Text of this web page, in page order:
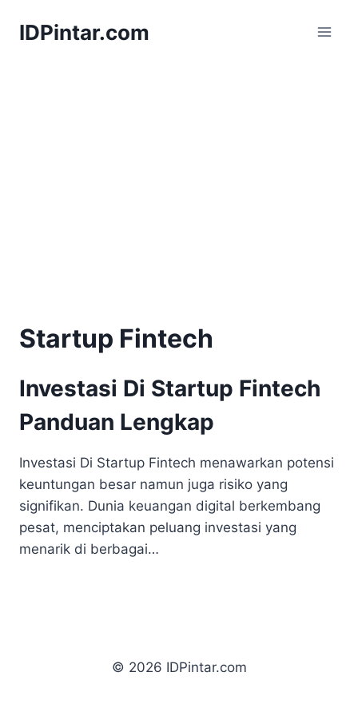
IDPintar.com
Startup Fintech
Investasi Di Startup Fintech
Panduan Lengkap
Investasi Di Startup Fintech menawarkan potensi
keuntungan besar namun juga risiko yang
signifikan. Dunia keuangan digital berkembang
pesat, menciptakan peluang investasi yang
menarik di berbagai…
© 2026 IDPintar.com